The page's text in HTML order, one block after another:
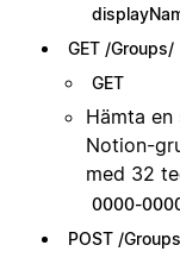
GET /Groups/
GET
Hämta
Notion-
med 32
0000-
POST /Groups